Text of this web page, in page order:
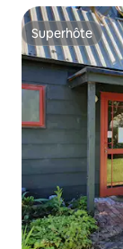
Superhôte
Superhôte